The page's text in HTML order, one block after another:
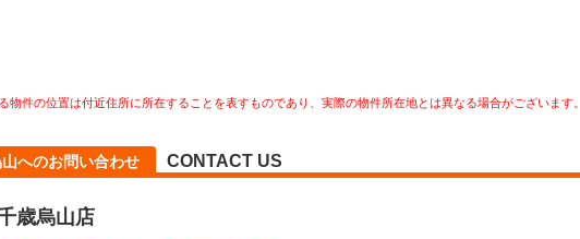
物件の位置は付近住所に所在することを表すものであり、実際の物件所在地とは異なる場合がございます。
へのお問い合わせ CONTACT US
歳烏山店